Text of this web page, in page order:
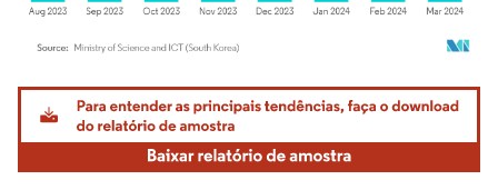
Imagem © Mordor Intelligence. O reuso requer atribuição conforme CC BY 4.0.